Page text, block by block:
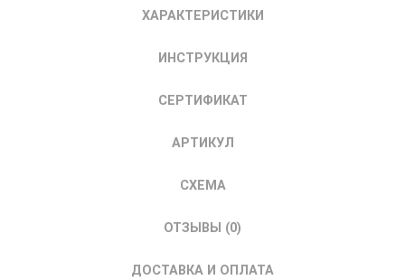
ХАРАКТЕРИСТИКИ
ИНСТРУКЦИЯ
СЕРТИФИКАТ
АРТИКУЛ
СХЕМА
ОТЗЫВЫ (0)
ДОСТАВКА И ОПЛАТА